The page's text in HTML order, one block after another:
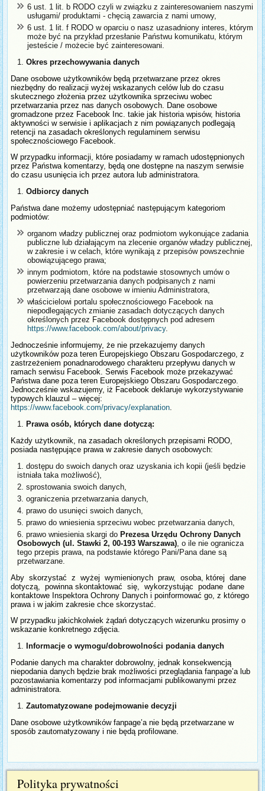
6 ust. 1 lit. b RODO czyli w związku z zainteresowaniem naszymi
usługami/ produktami - chęcią zawarcia z nami umowy,
6 ust. 1 lit. f RODO w oparciu o nasz uzasadniony interes, którym
może być na przykład przesłanie Państwu komunikatu, którym
jesteście / możecie być zainteresowani.
Okres przechowywania danych
Dane osobowe użytkowników będą przetwarzane przez okres
niezbędny do realizacji wyżej wskazanych celów lub do czasu
skutecznego złożenia przez użytkownika sprzeciwu wobec
przetwarzania przez nas danych osobowych. Dane osobowe
gromadzone przez Facebook Inc. takie jak historia wpisów, historia
aktywności w serwisie i aplikacjach z nim powiązanych podlegają
retencji na zasadach określonych regulaminem serwisu
społecznościowego Facebook.
W przypadku informacji, które posiadamy w ramach udostępnionych
przez Państwa komentarzy, będą one dostępne na naszym serwisie
do czasu usunięcia ich przez autora lub administratora.
Odbiorcy danych
Państwa dane możemy udostępniać następującym kategoriom
podmiotów:
organom władzy publicznej oraz podmiotom wykonujące zadania
publiczne lub działającym na zlecenie organów władzy publicznej,
w zakresie i w celach, które wynikają z przepisów powszechnie
obowiązującego prawa;
innym podmiotom, które na podstawie stosownych umów o
powierzeniu przetwarzania danych podpisanych z nami
przetwarzają dane osobowe w imieniu Administratora,
właścicielowi portalu społecznościowego Facebook na
niepodlegających zmianie zasadach dotyczących danych
określonych przez Facebook dostępnych pod adresem
https://www.facebook.com/about/privacy.
Jednocześnie informujemy, że nie przekazujemy danych
użytkowników poza teren Europejskiego Obszaru Gospodarczego, z
zastrzeżeniem ponadnarodowego charakteru przepływu danych w
ramach serwisu Facebook. Serwis Facebook może przekazywać
Państwa dane poza teren Europejskiego Obszaru Gospodarczego.
Jednocześnie wskazujemy, iż Facebook deklaruje wykorzystywanie
typowych klauzul – więcej:
https://www.facebook.com/privacy/explanation
Prawa osób, których dane dotyczą:
Każdy użytkownik, na zasadach określonych przepisami RODO,
posiada następujące prawa w zakresie danych osobowych:
dostępu do swoich danych oraz uzyskania ich kopii (jeśli będzie
istniała taka możliwość),
sprostowania swoich danych,
ograniczenia przetwarzania danych,
prawo do usunięci swoich danych,
prawo do wniesienia sprzeciwu wobec przetwarzania danych,
prawo wniesienia skargi doPrezesa Urzędu Ochrony Danych
Osobowych (ul. Stawki 2, 00-193 Warszawa) , o ile nie ogranicza
tego przepis prawa, na podstawie którego Pani/Pana dane są
przetwarzane.
Aby skorzystać z wyżej wymienionych praw, osoba, której dane
dotyczą, powinna skontaktować się, wykorzystując podane dane
kontaktowe Inspektora Ochrony Danych i poinformować go, z którego
prawa i w jakim zakresie chce skorzystać.
W przypadku jakichkolwiek żądań dotyczących wizerunku prosimy o
wskazanie konkretnego zdjęcia.
Informacje o wymogu/dobrowolności podania danych
Podanie danych ma charakter dobrowolny, jednak konsekwencją
niepodania danych będzie brak możliwości przeglądania fanpage’a lub
pozostawiania komentarzy pod informacjami publikowanymi przez
administratora.
Zautomatyzowane podejmowanie decyzji
Dane osobowe użytkowników fanpage’a nie będą przetwarzane w
sposób zautomatyzowany i nie będą profilowane.
Polityka prywatności